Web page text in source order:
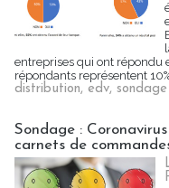
entreprises qui ont répondu
répondants représentent
distribution, edv, sondage
Sondage :
carnets de